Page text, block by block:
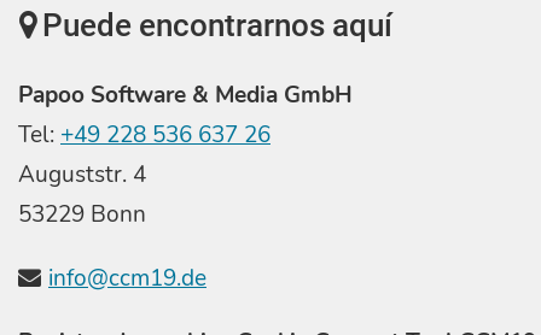
Puede encontrarnos aquí
Papoo Software & Media GmbH
Tel: +49 228 536 637 26
Auguststr. 4
53229 Bonn
info@ccm19.de